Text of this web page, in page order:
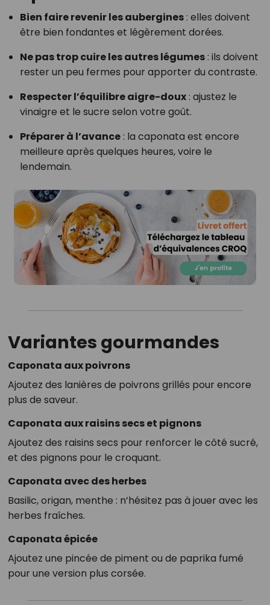
Bien faire revenir les aubergines: elles doivent
être bien fondantes et légèrement dorées.
Ne pas trop cuire les autres légumes: ils doivent
rester un peu fermes pour apporter du contraste.
Respecter l’équilibre aigre-doux: ajustez le
vinaigre et le sucre selon votre goût.
Préparer à l’avance: la caponata est encore
meilleure après quelques heures, voire le
lendemain.
Variantes gourmandes
Caponata aux poivrons
Ajoutez des lanières de poivrons grillés pour encore
plus de saveur.
Caponata aux raisins secs et pignons
Ajoutez des raisins secs pour renforcer le côté sucré,
et des pignons pour le croquant.
Caponata avec des herbes
Basilic, origan, menthe : n’hésitez pas à jouer avec les
herbes fraîches.
Caponata épicée
Ajoutez une pincée de piment ou de paprika fumé
pour une version plus corsée.